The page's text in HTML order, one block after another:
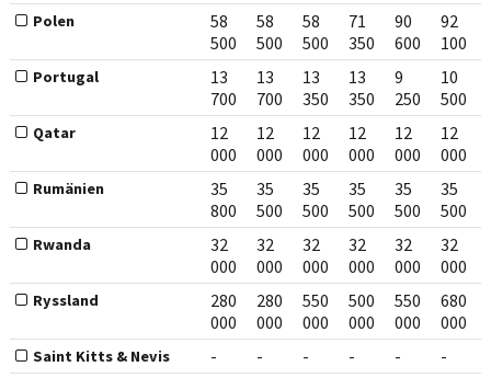
Polen
58
500
58
500
58
500
71
350
90
600
92
100
Portugal
13
700
13
700
13
350
13
350
9
250
10
500
Qatar
12
000
12
000
12
000
12
000
12
000
12
000
Rumänien
35
800
35
500
35
500
35
500
35
500
35
500
Rwanda
32
000
32
000
32
000
32
000
32
000
32
000
Ryssland
280
000
280
000
550
000
500
000
550
000
680
000
Saint Kitts & Nevis - - - - - -